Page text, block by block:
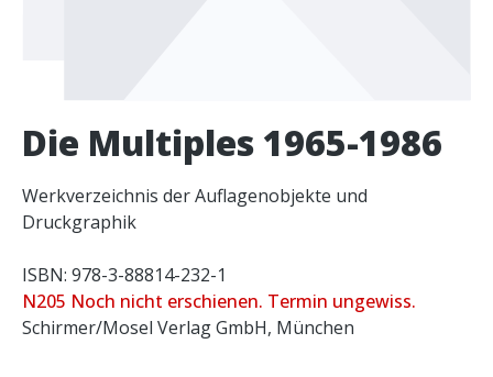
Die Multiples 1965-1986
Werkverzeichnis der Auflagenobjekte und
Druckgraphik
ISBN: 978-3-88814-232-1
N205 Noch nicht erschienen. Termin ungewiss.
Schirmer/Mosel Verlag GmbH, München